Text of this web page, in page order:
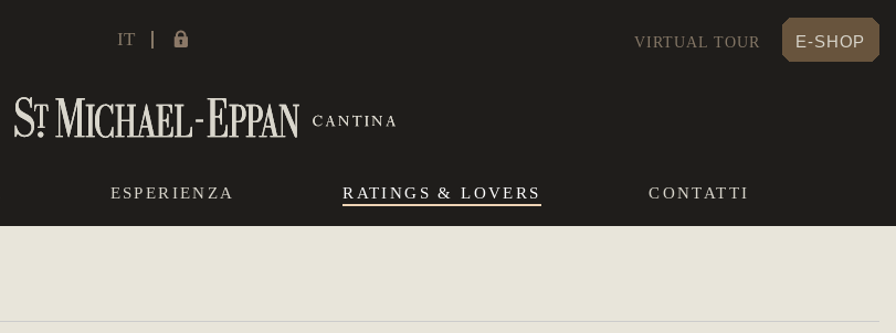
IT VIRTUAL TOUR E-SHOP
ESPERIENZA RATINGS & LOVERS CONTATTI